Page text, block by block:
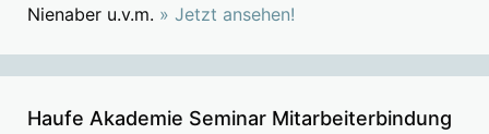
Nienaber u.v.m. » Jetzt ansehen!
Haufe Akademie Seminar Mitarbeiterbindung